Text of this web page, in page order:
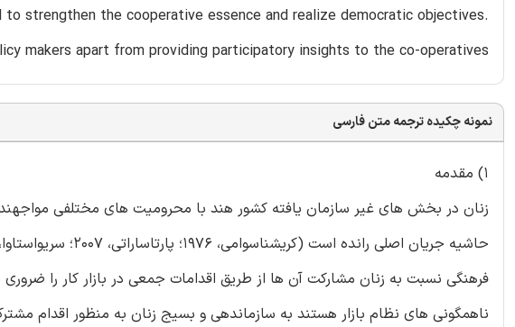
strengthen the cooperative essence and realize democratic objectives.
makers apart from providing participatory insights to the co-operatives.
نمونه چکیده ترجمه متن فارسی
1) مقدمه
زنان در بخش های غیر سازمان یافته کشور هند با محرومیت های مختلفی مواجهند
فرهنگی نسبت به زنان مشارکت آن ها از طریق اقدامات جمعی در بازار کار را
ناهمگونی های نظام بازار هستند به سازماندهی و بسیج زنان به منظور اقدام